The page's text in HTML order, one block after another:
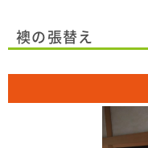
襖の張替え